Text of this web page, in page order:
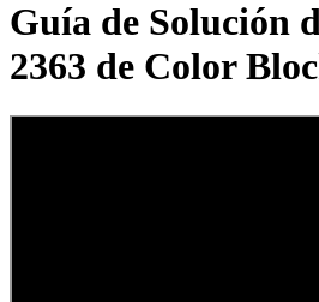
Guía de Solución
2363 de Color